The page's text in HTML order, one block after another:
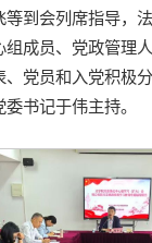
到会列席指导，
组成员、党政管理
党员和入党积极
书记于伟主持。